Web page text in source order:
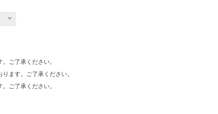
ご了承ください。
ます。ご了承ください。
ご了承ください。